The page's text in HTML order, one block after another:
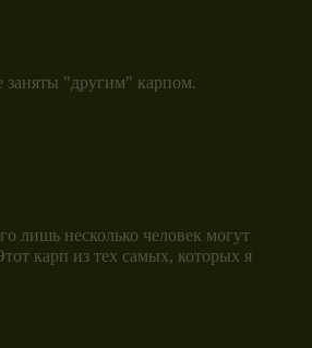
"другим" карпом.
лишь несколько человек могут
карп из тех самых, которых я